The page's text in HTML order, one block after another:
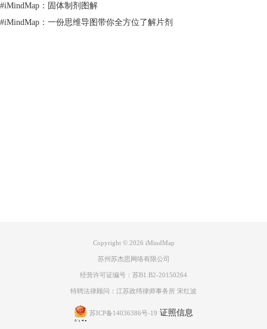
#iMindMap：固体制剂图解
#iMindMap：一份思维导图带你全方位了解片剂
Copyright © 2026 iMindMap
苏州苏杰思网络有限公司
经营许可证编号：苏B1.B2-20150264
特聘法律顾问：江苏政纬律师事务所 宋红波
苏ICP备14036386号-19 证照信息